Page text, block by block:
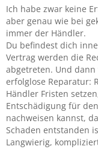
Ich habe zwar keine
aber genau wie bei
immer der Händler.
Du befindest dich
Vertrag werden die
abgetreten. Und
erfolglose Reparatur:
Händler Fristen
Entschädigung für
nachweisen kannst,
Schaden entstanden
Langwierig,